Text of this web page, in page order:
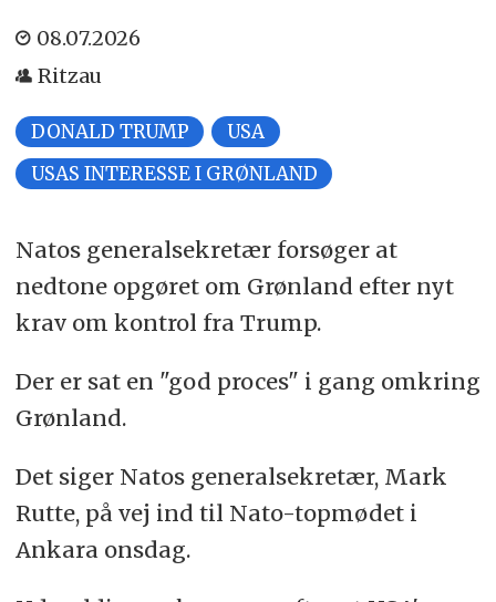
08.07.2026
Ritzau
DONALD TRUMP
USA
USAS INTERESSE I GRØNLAND
Natos generalsekretær forsøger at
nedtone opgøret om Grønland efter nyt
krav om kontrol fra Trump.
Der er sat en "god proces" i gang omkring
Grønland.
Det siger Natos generalsekretær, Mark
Rutte, på vej ind til Nato-topmødet i
Ankara onsdag.